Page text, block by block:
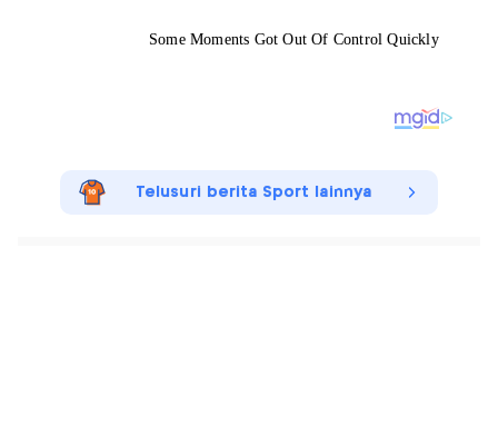
Telusuri berita Sport lainnya